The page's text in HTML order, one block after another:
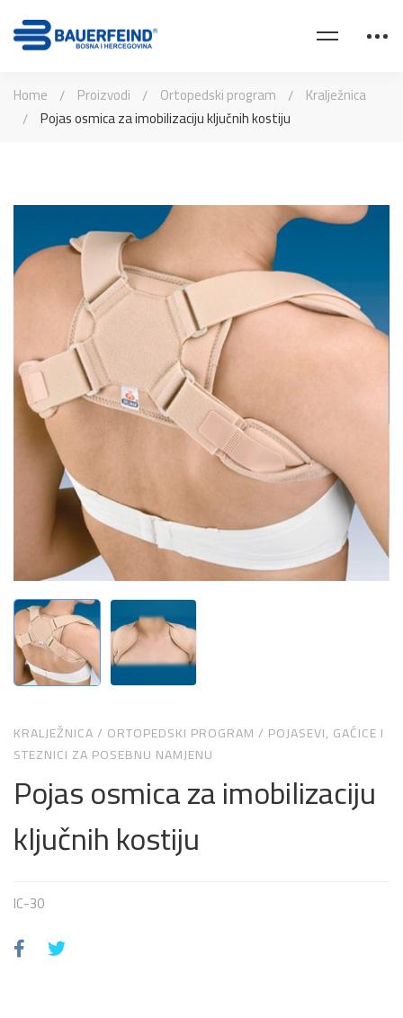
Home Proizvodi Ortopedski program
Kralježnica
Pojas osmica za imobilizaciju ključnih kostiju
KRALJEŽNICA/ ORTOPEDSKI PROGRAM / POJASEVI, GAĆICE I
STEZNICI ZA POSEBNU NAMJENU
Pojas osmica za imobilizaciju
ključnih kostiju
IC-30